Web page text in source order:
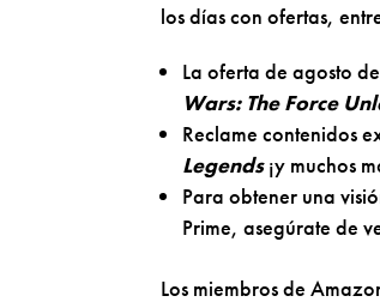
los días con ofertas,
La oferta de agosto
Wars: The Force
Reclame contenidos
Legends¡y muchos
Para obtener una
Prime, asegúrate de
Los miembros de